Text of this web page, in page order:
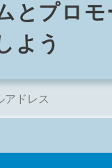
とプ⁠ロ⁠
よ⁠う